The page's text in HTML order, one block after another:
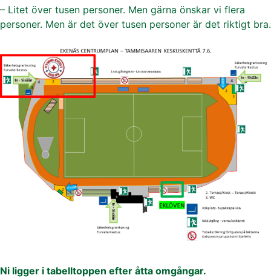
– Litet över tusen personer. Men gärna önskar vi flera
personer. Men är det över tusen personer är det riktigt bra.
Ni ligger i tabelltoppen efter åtta omgångar.